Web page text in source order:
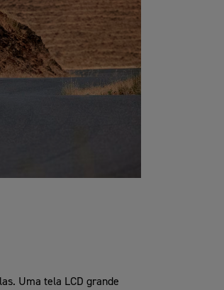
Uma tela LCD grande